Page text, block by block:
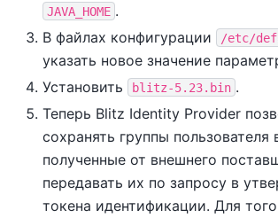
JAVA_HOME .
В файлах конфигурации
/etc/
указать новое значение
Установить
blitz-5.23.bin .
Теперь Blitz Identity Provider
сохранять группы пользователя
полученные от внешнего
передавать их по запросу в
токена идентификации. Для